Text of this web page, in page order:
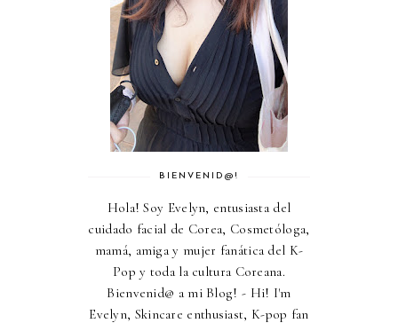
BIENVENID@!
Hola! Soy Evelyn, entusiasta del
cuidado facial de Corea, Cosmetóloga,
mamá, amiga y mujer fanática del K-
Pop y toda la cultura Coreana.
Bienvenid@ a mi Blog! - Hi! I'm
Evelyn, Skincare enthusiast, K-pop fan